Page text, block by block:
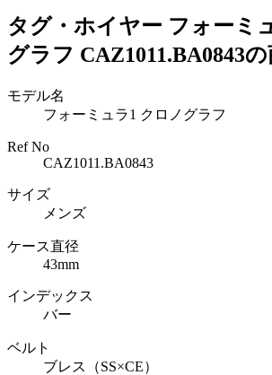
タグ・ホイヤー フォーミ
グラフ CAZ1011.BA0843
モデル名
フォーミュラ1 クロノグラフ
Ref No
CAZ1011.BA0843
サイズ
メンズ
ケース直径
43mm
インデックス
バー
ベルト
ブレス（SS×CE）